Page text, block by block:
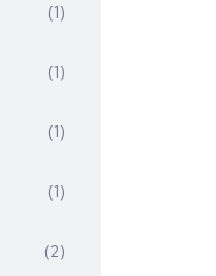
(1)
(1)
(1)
(1)
(2)